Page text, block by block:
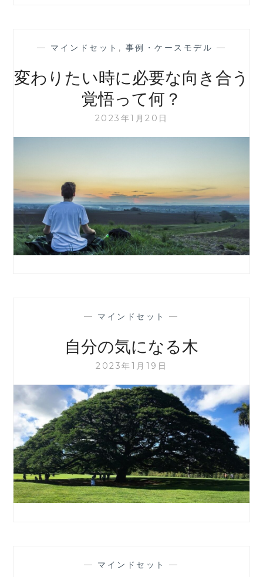
— マインドセット , 事例・ケースモデル —
変わりたい時に必要な向き合う
覚悟って何？
2023年1月20日
— マインドセット —
自分の気になる木
2023年1月19日
— マインドセット —